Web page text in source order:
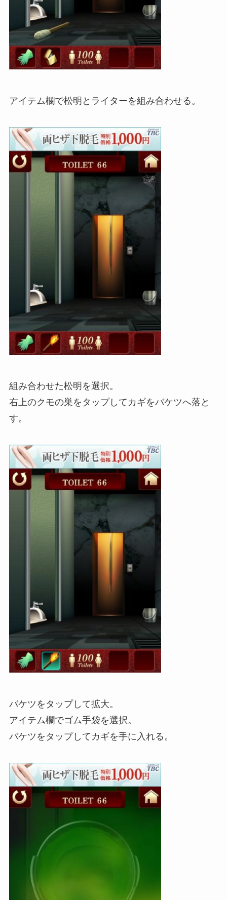
アイテム欄で松明とライターを組み合わせる。
組み合わせた松明を選択。
右上のクモの巣をタップしてカギをバケツへ落と
す。
バケツをタップして拡大。
アイテム欄でゴム手袋を選択。
バケツをタップしてカギを手に入れる。